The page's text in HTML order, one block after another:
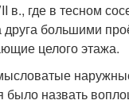
в., где в тесном
друга большими
целого этажа.
было назвать